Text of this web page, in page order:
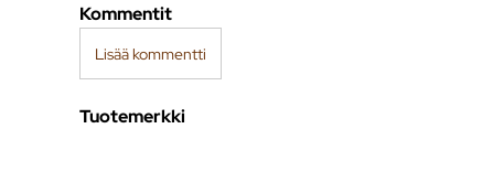
Kommentit
Lisää kommentti
Tuotemerkki